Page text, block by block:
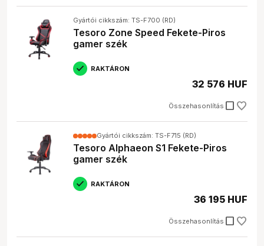
Gyártói cikkszám: TS-F700 (RD)
Tesoro Zone Speed Fekete-Piros
gamer szék
RAKTÁRON
Összehasonlítás check_box_outline_blank
32 576 HUF
Gyártói cikkszám: TS-F715 (RD)
Tesoro Alphaeon S1 Fekete-Piros
gamer szék
RAKTÁRON
Összehasonlítás check_box_outline_blank
36 195 HUF